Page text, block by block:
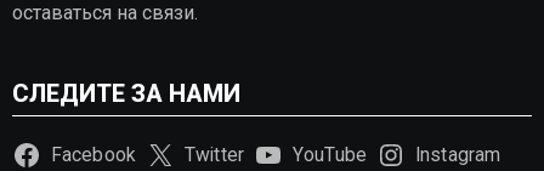
оставаться на связи.
СЛЕДИТЕ ЗА НАМИ
Facebook Twitter YouTube
Instagram